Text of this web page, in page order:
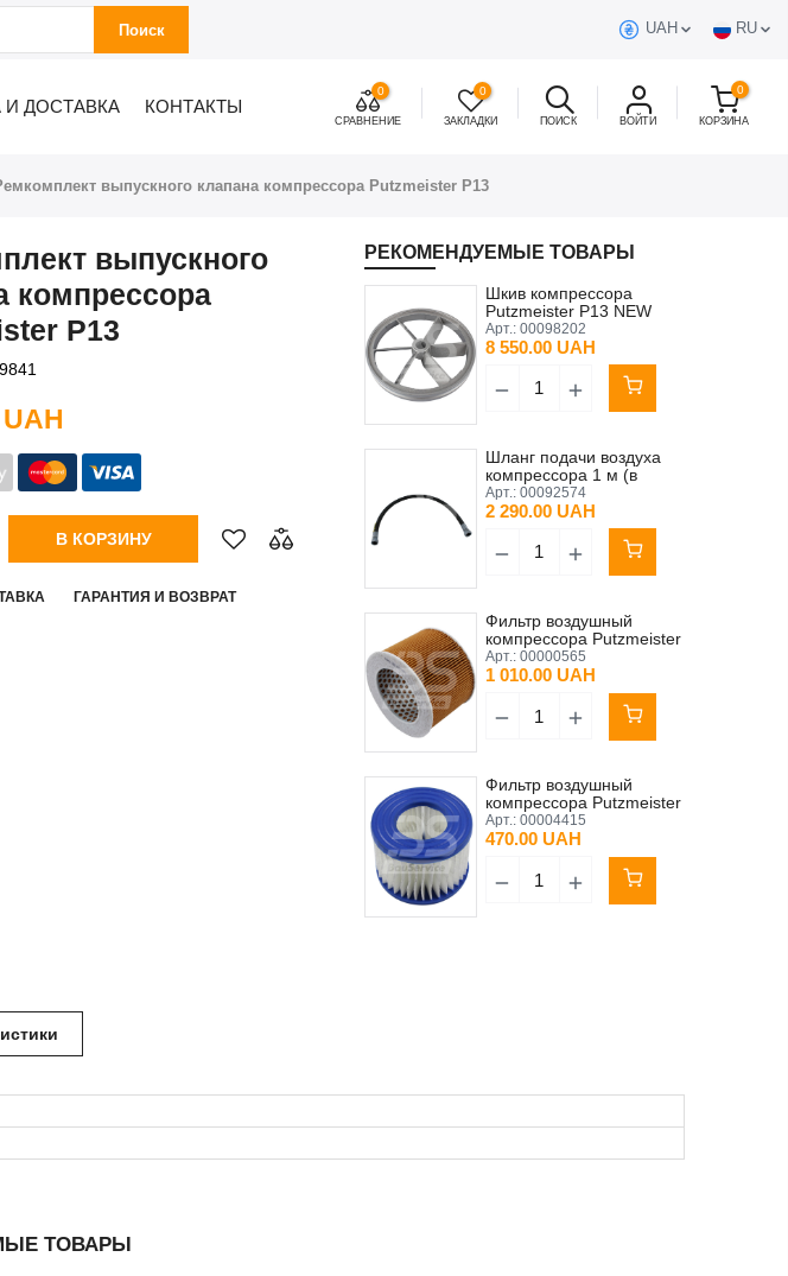
Поиск UAH RU
И ДОСТАВКА КОНТАКТЫ
0
СРАВНЕНИЕ
0
ЗАКЛАДКИ ПОИСК ВОЙТИ
0
КОРЗИНА
выпускного клапана компрессора Putzmeister P13
выпускного
компрессора
P13
В КОРЗИНУ
ГАРАНТИЯ И ВОЗВРАТ
РЕКОМЕНДУЕМЫЕ ТОВАРЫ
Шкив компрессора
Putzmeister P13 NEW
TYPE Original
Арт.: 00098202
8 550.00 UAH
Шланг подачи воздуха
компрессора 1 м (в
комплекте с гайками)
Putzmeister P13 Original
Арт.: 00092574
2 290.00 UAH
Фильтр воздушный
компрессора Putzmeister
P13 Original
Арт.: 00000565
1 010.00 UAH
Фильтр воздушный
компрессора Putzmeister
P13
Арт.: 00004415
470.00 UAH
ТОВАРЫ